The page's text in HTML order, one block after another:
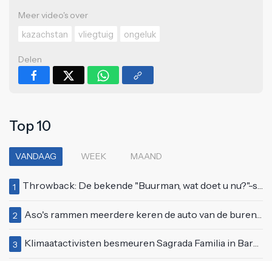
Meer video's over
kazachstan
vliegtuig ongeluk
Delen
Top 10
VANDAAG WEEK MAAND
1 Throwback: De bekende "Buurman, wat doet u nu?"-scène uit Flodder met Tatjana Šimić
2 Aso's rammen meerdere keren de auto van de buren, maar doen alsof er niets gebeurd is
3 Klimaatactivisten besmeuren Sagrada Familia in Barcelona met lading verf